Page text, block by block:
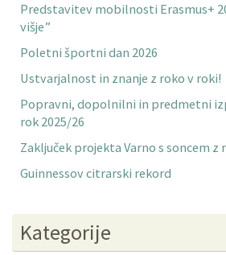
Predstavitev mobilnosti Erasmus+
višje”
Poletni športni dan 2026
Ustvarjalnost in znanje z roko v roki!
Popravni, dopolnilni in predmetni
rok 2025/26
Zaključek projekta Varno s soncem z
Guinnessov citrarski rekord
Kategorije